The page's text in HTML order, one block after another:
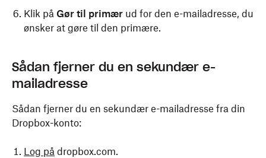
Klik på Gør til primær ud for den e-mailadresse, du
ønsker at gøre til den primære.
Sådan fjerner du en sekundær e-
mailadresse
Sådan fjerner du en sekundær e-mailadresse fra din
Dropbox-konto:
Log på dropbox.com.